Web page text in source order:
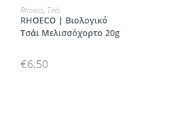
ΠΡΟΣΘΗΚΗ
Rhoeco, Τσάι
RHOECO | Βιολογικό
Τσάι Μελισσόχορτο 20g
€6.50